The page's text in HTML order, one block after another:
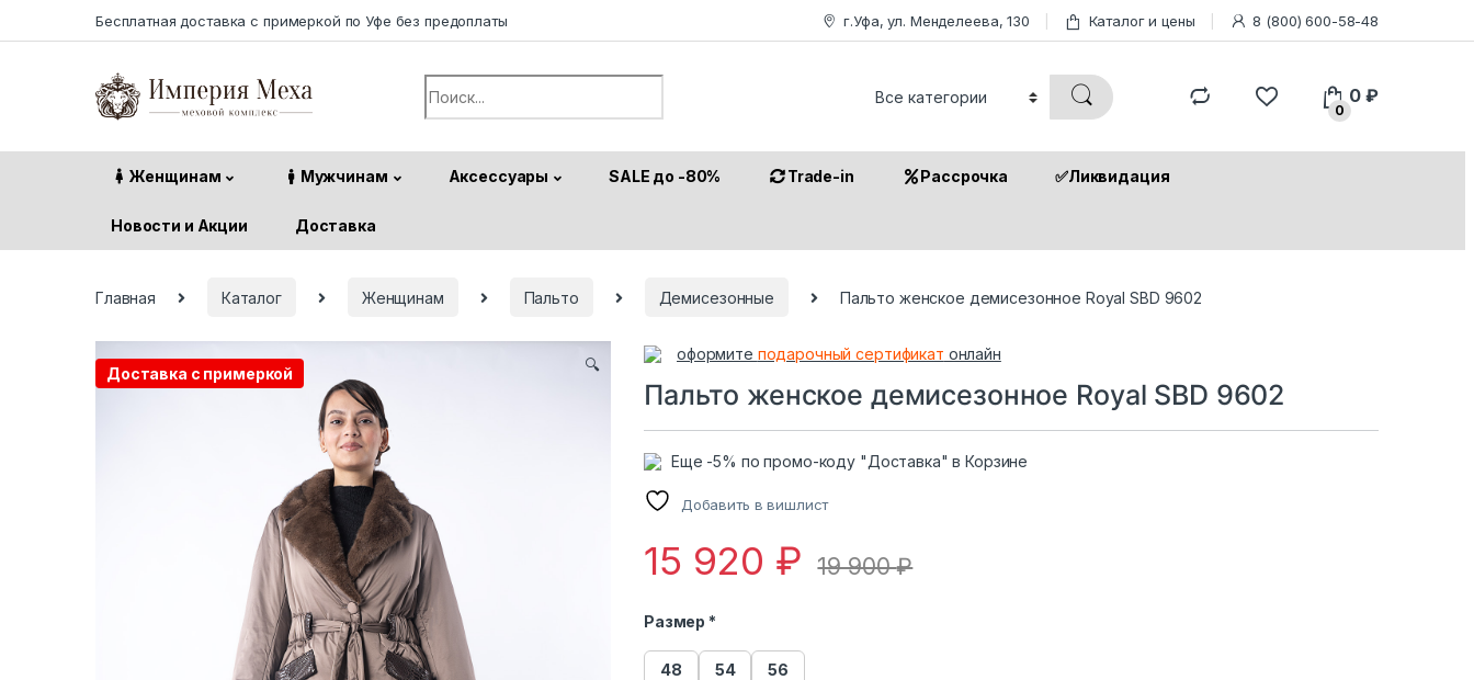
Бесплатная доставка с примеркой по Уфе без предоплаты г.Уфа, ул. Менделеева, 130 Каталог и цены 8 (800) 600-58-48
Search for:
0
0₽
Женщинам Мужчинам Аксессуары SALE до -80% Trade-in Рассрочка ✅Ликвидация
Новости и Акции Доставка
Главная Каталог Женщинам Пальто Демисезонные Пальто женское демисезонное Royal SBD 9602
Доставка с примеркой 🔍
оформите подарочный сертификат онлайн
Пальто женское демисезонное Royal SBD 9602
Еще -5% по промо-коду "Доставка" в Корзине
Добавить в вишлист
15 920 ₽ 19 900₽
Размер *
48 54 56